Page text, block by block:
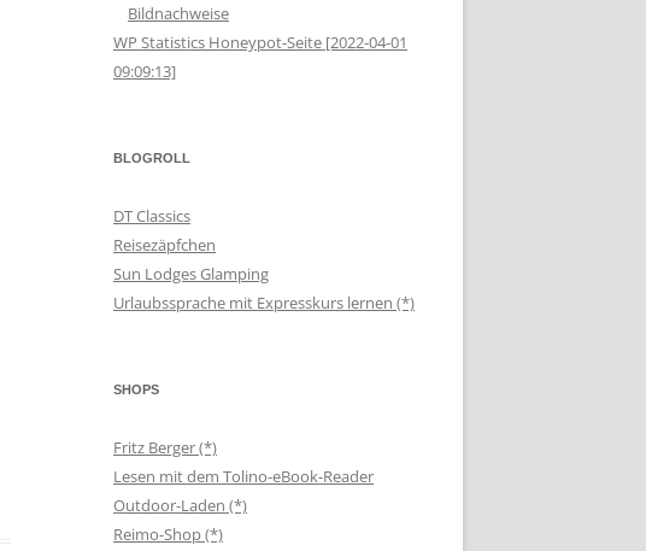
Bildnachweise
WP Statistics Honeypot-Seite [2022-04-01
09:09:13]
BLOGROLL
DT Classics
Reisezäpfchen
Sun Lodges Glamping
Urlaubssprache mit Expresskurs lernen (*)
SHOPS
Fritz Berger (*)
Lesen mit dem Tolino-eBook-Reader
Outdoor-Laden (*)
Reimo-Shop (*)